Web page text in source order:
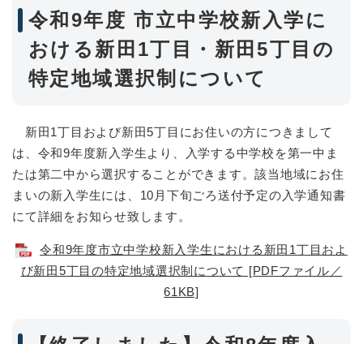
令和9年度 市立中学校新入学に
おける新田1丁目・新田5丁目の
特定地域選択制について
新田1丁目および新田5丁目にお住いの方につきまして
は、令和9年度新入学生より、入学する中学校を第一中ま
たは第二中から選択することができます。該当地域にお住
まいの新入学生には、10月下旬ごろ送付予定の入学通知書
にて詳細をお知らせ致します。
令和9年度市立中学校新入学生における新田1丁目およ
び新田5丁目の特定地域選択制について [PDFファイル／
61KB]